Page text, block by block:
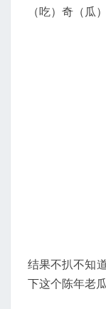
（吃）奇（瓜
结果不扒不知
下这个陈年老瓜